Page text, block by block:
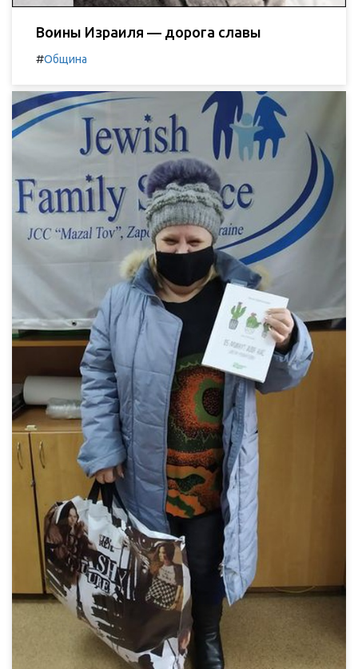
Воины Израиля — дорога славы
#Община